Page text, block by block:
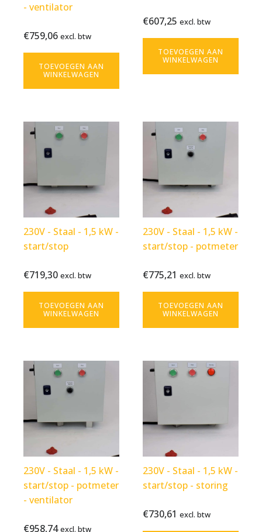
- ventilator
excl. btw
Bekijk
product
€759,06 excl. btw
TOEVOEGEN AAN
WINKELWAGEN
excl. btw
Bekijk
product
€607,25 excl. btw
TOEVOEGEN AAN
WINKELWAGEN
230V - Staal - 1,5 kW -
start/stop
excl. btw
Bekijk
product
€719,30 excl. btw
TOEVOEGEN AAN
WINKELWAGEN
230V - Staal - 1,5 kW -
start/stop - potmeter
excl. btw
Bekijk
product
€775,21 excl. btw
TOEVOEGEN AAN
WINKELWAGEN
230V - Staal - 1,5 kW -
start/stop - potmeter
- ventilator
excl. btw
Bekijk
€958,74 excl. btw
230V - Staal - 1,5 kW -
start/stop - storing
excl. btw
Bekijk
product
€730,61 excl. btw